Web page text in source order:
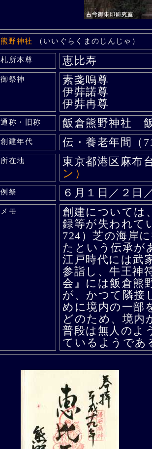
熊野神社 （いいぐらくまのじんじゃ）
札所本尊 恵比寿
御祭神
素戔嗚尊
伊弉諾尊
伊弉冉尊
通称・旧称 飯倉熊野神社
創建年代 伝・養老年間（
所在地
東京都港区麻
ン）
例祭 ６月１日／２日
メモ
創建については
録等が失われて
724）芝の海岸
たという伝承が
江戸時代には武
参詣し、牛王神
会』には飯倉熊
が、かつて隣接
めに境内の一部
どのため、境内
普段は無人のよ
ているようであ